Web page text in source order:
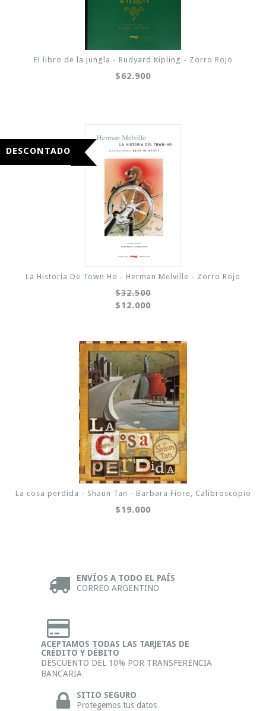
El libro de la jungla - Rudyard Kipling - Zorro Rojo
$62.900
DESCONTADO
La Historia De Town Ho - Herman Melville - Zorro Rojo
$32.500
$12.000
La cosa perdida - Shaun Tan - Barbara Fiore, Calibroscopio
$19.000
ENVÍOS A TODO EL PAÍS
CORREO ARGENTINO
ACEPTAMOS TODAS LAS TARJETAS DE
CRÉDITO Y DÉBITO
DESCUENTO DEL 10% POR TRANSFERENCIA
BANCARIA
SITIO SEGURO
Protegemos tus datos